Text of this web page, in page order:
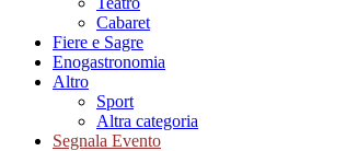
Cabaret
Fiere e Sagre
Enogastronomia
Altro
Sport
Altra categoria
Segnala Evento